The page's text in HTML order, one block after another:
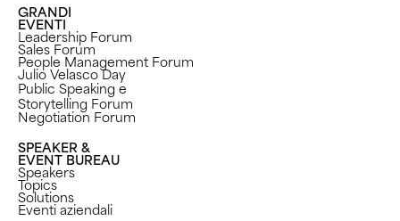
GRANDI
EVENTI
Leadership Forum
Sales Forum
People Management Forum
Julio Velasco Day
Public Speaking e
Storytelling Forum
Negotiation Forum
SPEAKER &
EVENT BUREAU
Speakers
Topics
Solutions
Eventi aziendali